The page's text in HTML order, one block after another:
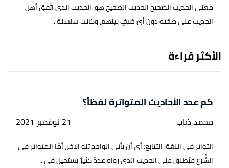
معنى الحديث الصحيح الحديث الصحيح هو: الحديث الذي اتّفق أهل
الحديث على صحّته دون أيّ خلافٍ بينهم، وكانت سلسلة...
الأكثر قراءة
كم عدد الأحاديث المتواترة لفظاً؟
محمد ذياب 21 نوفمبر 2021
التواتر في اللغة: التتابع؛ أي أن يأتي الواحد تلو الآخر، أمّا المتواتر في
الشَّرع فيُطلق على الحديث الذي رواه عددٌ كثيرٌ يستحيل في...